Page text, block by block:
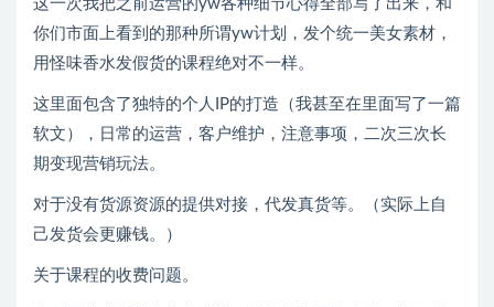
这一次我把之前运营的yw各种细节心得全部写了出来，和
你们市面上看到的那种所谓yw计划，发个统一美女素材，
用怪味香水发假货的课程绝对不一样。
这里面包含了独特的个人IP的打造（我甚至在里面写了一篇
软文），日常的运营，客户维护，注意事项，二次三次长
期变现营销玩法。
对于没有货源资源的提供对接，代发真货等。（实际上自
己发货会更赚钱。）
关于课程的收费问题。